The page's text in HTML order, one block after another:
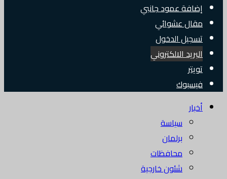
إضافة عمود جانبي
مقال عشوائي
تسجيل الدخول
البريد الالكتروني
تويتر
فيسبوك
أخبار
سياسة
برلمان
محافظات
شئون خارجية